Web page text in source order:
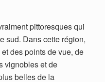
pittoresques qui
sud. Dans cette région,
des points de vue, de
vignobles et de
belles de la